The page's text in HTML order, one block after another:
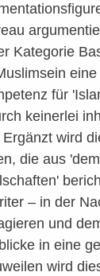
Kategorie
eine
für
keinerlei
wird
die aus
– in der
und
in eine
wird